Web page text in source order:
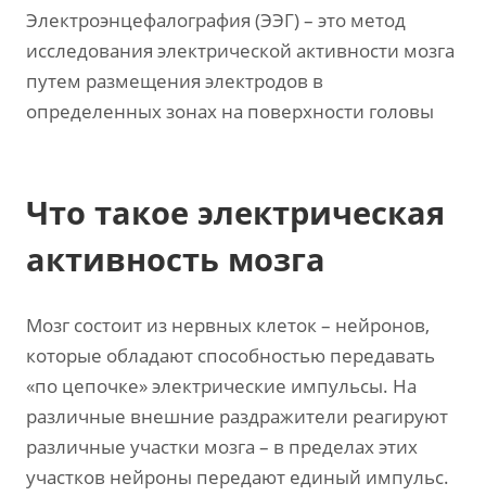
Электроэнцефалография (ЭЭГ) – это метод
исследования электрической активности мозга
путем размещения электродов в
определенных зонах на поверхности головы
Что такое электрическая
активность мозга
Мозг состоит из нервных клеток – нейронов,
которые обладают способностью передавать
«по цепочке» электрические импульсы. На
различные внешние раздражители реагируют
различные участки мозга – в пределах этих
участков нейроны передают единый импульс.